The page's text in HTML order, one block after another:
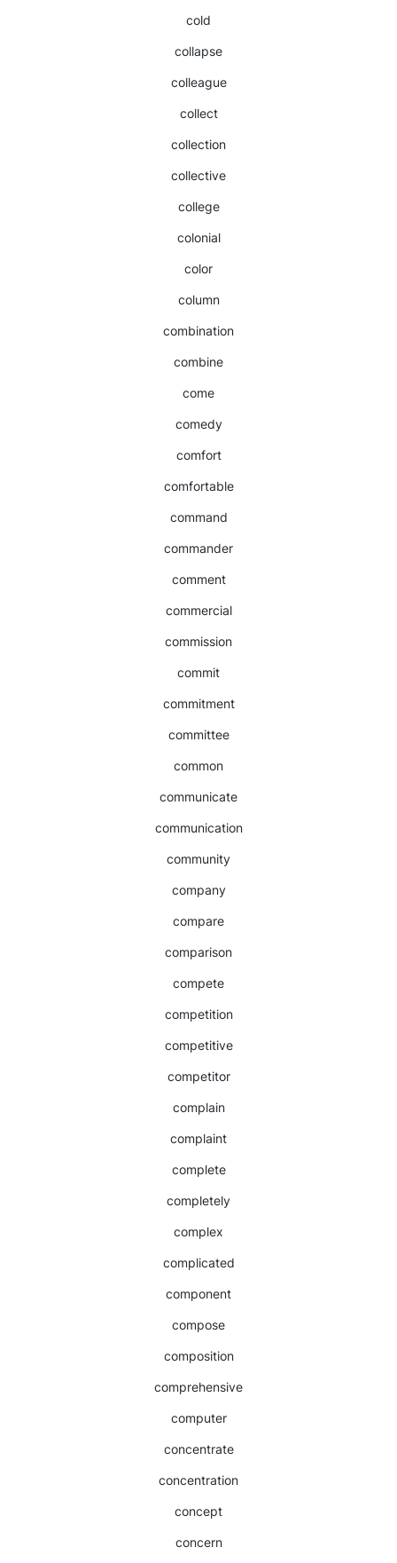
cold
collapse
colleague
collect
collection
collective
college
colonial
color
column
combination
combine
come
comedy
comfort
comfortable
command
commander
comment
commercial
commission
commit
commitment
committee
common
communicate
communication
community
company
compare
comparison
compete
competition
competitive
competitor
complain
complaint
complete
completely
complex
complicated
component
compose
composition
comprehensive
computer
concentrate
concentration
concept
concern